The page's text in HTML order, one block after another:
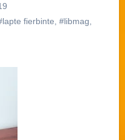
fierbinte, #libmag,